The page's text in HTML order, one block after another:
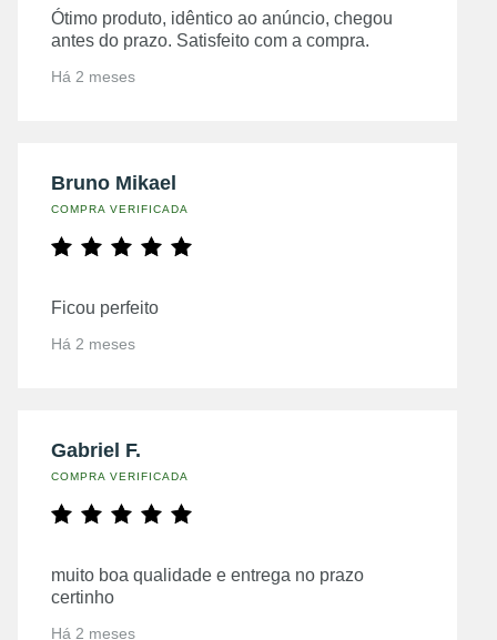
Ótimo produto, idêntico ao anúncio, chegou
antes do prazo. Satisfeito com a compra.
Há 2 meses
Bruno Mikael
COMPRA VERIFICADA
Ficou perfeito
Há 2 meses
Gabriel F.
COMPRA VERIFICADA
muito boa qualidade e entrega no prazo
certinho
Há 2 meses